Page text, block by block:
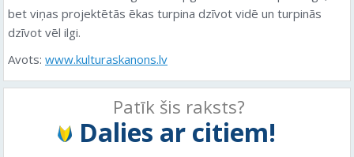
bet viņas projektētās ēkas turpina dzīvot vidē un turpinās
dzīvot vēl ilgi.
Avots: www.kulturaskanons.lv
Patīk šis raksts?
Dalies ar citiem!